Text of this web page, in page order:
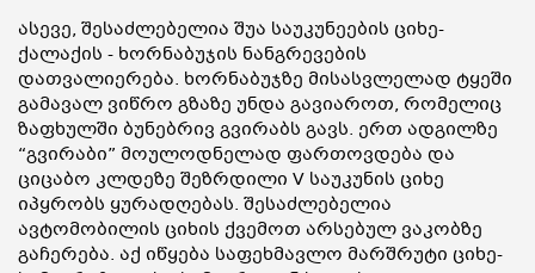
ასევე, შესაძლებელია შუა საუკუნეების ციხე-
ქალაქის - ხორნაბუჯის ნანგრევების
დათვალიერება. ხორნაბუჯზე მისასვლელად ტყეში
გამავალ ვიწრო გზაზე უნდა გავიაროთ, რომელიც
ზაფხულში ბუნებრივ გვირაბს გავს. ერთ ადგილზე
“გვირაბი” მოულოდნელად ფართოვდება და
ციცაბო კლდეზე შეზრდილი V საუკუნის ციხე
იპყრობს ყურადღებას. შესაძლებელია
ავტომობილის ციხის ქვემოთ არსებულ ვაკობზე
გაჩერება. აქ იწყება საფეხმავლო მარშრუტი ციხე-